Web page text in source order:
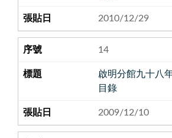
2010/12/29
14
啟明分館九十八
目錄
2009/12/10